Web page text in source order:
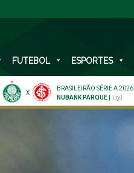
FUTEBOL ESPORTES
X
BRASILEIRÃO SÉRIE A 2026
NUBANK PARQUE